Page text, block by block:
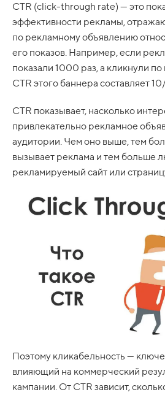
CTR (click-through rate) — это
эффективности рекламы,
по рекламному объявлению
его показов. Например, если
показали 1000 раз, а кликнули
CTR этого баннера составляет
CTR показывает, насколько
привлекательно рекламное
аудитории. Чем оно выше, тем
вызывает реклама и тем больше
рекламируемый сайт или
Поэтому кликабельность —
влияющий на коммерческий
кампании. От CTR зависит,